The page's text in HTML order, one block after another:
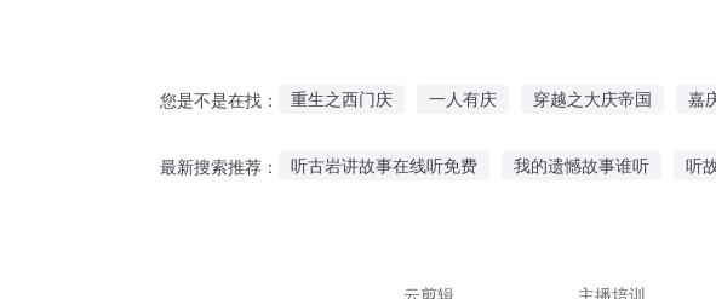
您是不是在找： 重生之西门庆 一人有庆 穿越之大庆帝国 嘉
最新搜索推荐： 听古岩讲故事在线听免费 我的遗憾故事谁听 听
云剪辑
主播培训